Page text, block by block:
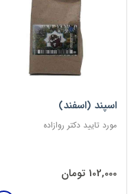
اسپند (اسفند)
مورد تایید دکتر روازاده
102,000 تومان